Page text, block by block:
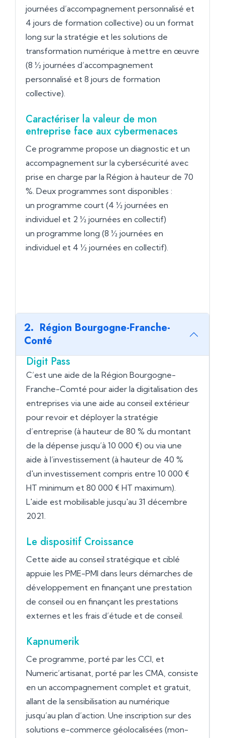
journées d’accompagnement personnalisé et
4 jours de formation collective) ou un format
long sur la stratégie et les solutions de
transformation numérique à mettre en œuvre
(8 ½ journées d’accompagnement
personnalisé et 8 jours de formation
collective).
Caractériser la valeur de mon
entreprise face aux cybermenaces
Ce programme propose un diagnostic et un
accompagnement sur la cybersécurité avec
prise en charge par la Région à hauteur de 70
%. Deux programmes sont disponibles :
un programme court (4 ½ journées en
individuel et 2 ½ journées en collectif)
un programme long (8 ½ journées en
individuel et 4 ½ journées en collectif).
2. Région Bourgogne-Franche-
Conté
Digit Pass
C’est une aide de la Région Bourgogne-
Franche-Comté pour aider la digitalisation des
entreprises via une aide au conseil extérieur
pour revoir et déployer la stratégie
d’entreprise (à hauteur de 80 % du montant
de la dépense jusqu’à 10 000 €) ou via une
aide à l’investissement (à hauteur de 40 %
d'un investissement compris entre 10 000 €
HT minimum et 80 000 € HT maximum).
L'aide est mobilisable jusqu'au 31 décembre
2021.
Le dispositif Croissance
Cette aide au conseil stratégique et ciblé
appuie les PME-PMI dans leurs démarches de
développement en finançant une prestation
de conseil ou en finançant les prestations
externes et les frais d’étude et de conseil.
Kapnumerik
Ce programme, porté par les CCI, et
Numeric’artisanat, porté par les CMA, consiste
en un accompagnement complet et gratuit,
allant de la sensibilisation au numérique
jusqu’au plan d’action. Une inscription sur des
solutions e-commerce géolocalisées (mon-